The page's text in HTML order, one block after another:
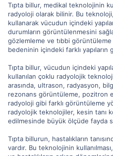
Tıpta billur, medikal teknolojinin
radyoloji olarak bilinir. Bu
kullanarak vücudun içindeki
durumların görüntülenmesini
gözlemleme ve tıbbi görüntüleme
bedeninin içindeki farklı
Tıpta billur, vücudun içindeki
kullanılan çoklu radyolojik
arasında, ultrason, radyasyon,
rezonans görüntüleme, pozitron
radyoloji gibi farklı görüntüleme
radyolojik teknolojiler, kesin tanı
edilmesinde büyük ölçüde fayda
Tıpta billurun, hastalıkların
vardır. Bu teknolojinin